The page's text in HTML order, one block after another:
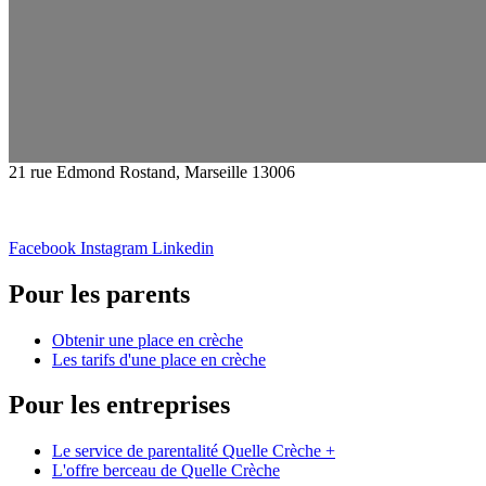
21 rue Edmond Rostand, Marseille 13006
Facebook Instagram Linkedin
Pour les parents
Obtenir une place en crèche
Les tarifs d'une place en crèche
Pour les entreprises
Le service de parentalité Quelle Crèche +
L'offre berceau de Quelle Crèche